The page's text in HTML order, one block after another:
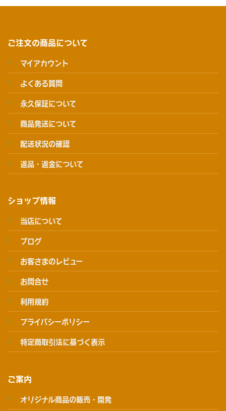
ご注文の商品について
マイアカウント
よくある質問
永久保証について
商品発送について
配送状況の確認
返品・返金について
ショップ情報
当店について
ブログ
お客さまのレビュー
お問合せ
利用規約
プライバシーポリシー
特定商取引法に基づく表示
ご案内
オリジナル商品の販売・開発